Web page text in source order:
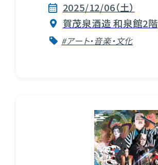
2025/12/06（土）
賀茂泉酒造 和泉館2階
#アート・音楽・文化